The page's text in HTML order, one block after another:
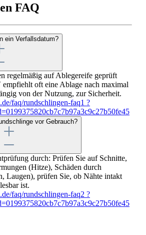
FAQ
ein Verfallsdatum?
regelmäßig auf Ablegereife geprüft
oft eine Ablage nach maximal
von der Nutzung, zur Sicherheit.
faq/rundschlingen-faq1 ?
vor Gebrauch?
durch: Prüfen Sie auf Schnitte,
(Hitze), Schäden durch
Laugen), prüfen Sie, ob Nähte intakt
ist.
faq/rundschlingen-faq2 ?